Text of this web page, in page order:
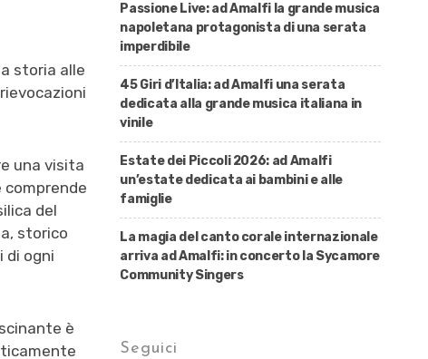
storia alle
una visita
del
, storico
di ogni
è
Passione Live: ad Amalfi la grande musica
napoletana protagonista di una serata
imperdibile
45 Giri d’Italia: ad Amalfi una serata
dedicata alla grande musica italiana in
vinile
Estate dei Piccoli 2026: ad Amalfi
un’estate dedicata ai bambini e alle
famiglie
La magia del canto corale internazionale
arriva ad Amalfi: in concerto la Sycamore
Community Singers
Seguici